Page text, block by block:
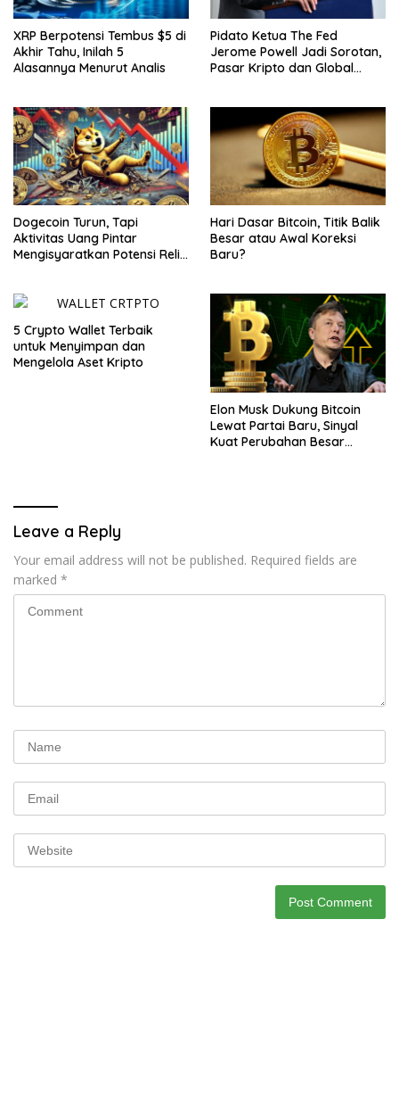
XRP Berpotensi Tembus $5 di
Akhir Tahu, Inilah 5
Alasannya Menurut Analis
Pidato Ketua The Fed
Jerome Powell Jadi Sorotan,
Pasar Kripto dan Global
Dogecoin Turun, Tapi
Aktivitas Uang Pintar
Mengisyaratkan Potensi Reli
Hari Dasar Bitcoin, Titik Balik
Besar atau Awal Koreksi
Baru?
5 Crypto Wallet Terbaik
untuk Menyimpan dan
Mengelola Aset Kripto
Elon Musk Dukung Bitcoin
Lewat Partai Baru, Sinyal
Kuat Perubahan Besar
Leave a Reply
Your email address will not be published. Required fields are
marked *